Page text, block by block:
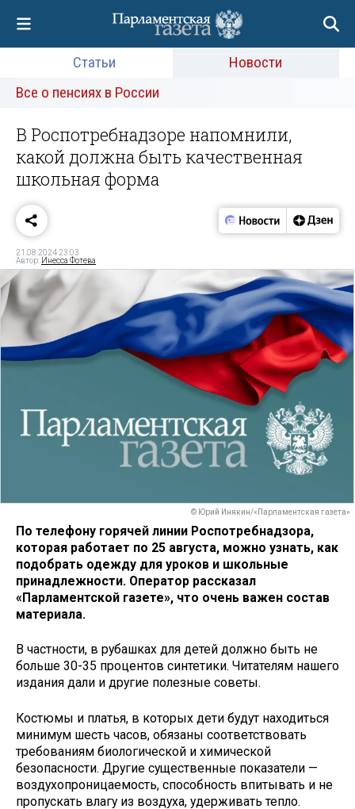
Статьи
Новости
Все о пенсиях в России
В Роспотребнадзоре напомнили,
какой должна быть качественная
школьная форма
21.08.2024 23:03
Автор: Инесса Фотева
© Юрий Инякин/«Парламентская газета»
По телефону горячей линии Роспотребнадзора,
которая работает по 25 августа, можно узнать, как
подобрать одежду для уроков и школьные
принадлежности. Оператор рассказал
«Парламентской газете», что очень важен состав
материала.
В частности, в рубашках для детей должно быть не
больше 30-35 процентов синтетики. Читателям нашего
издания дали и другие полезные советы.
Костюмы и платья, в которых дети будут находиться
минимум шесть часов, обязаны соответствовать
требованиям биологической и химической
безопасности. Другие существенные показатели —
воздухопроницаемость, способность впитывать и не
пропускать влагу из воздуха, удерживать тепло.